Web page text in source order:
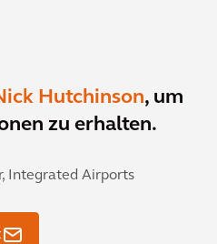
Hutchinson, um
zu erhalten.
Integrated Airports